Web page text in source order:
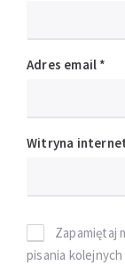
Adres email *
Witryna
Zapamiętaj
pisania